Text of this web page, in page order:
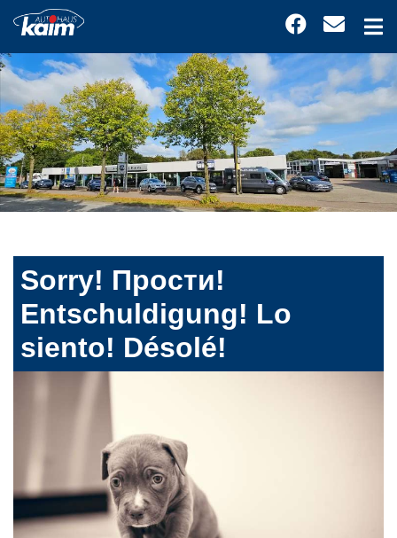
Sorry! Прости!
Entschuldigung! Lo
siento! Désolé!